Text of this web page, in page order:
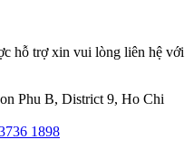
hỗ trợ xin vui lòng liên hệ với
Phu B, District 9, Ho Chi
1898